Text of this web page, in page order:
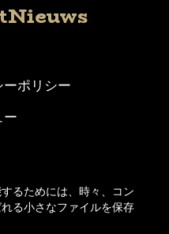
ポリシー
ー
るためには、時々、コン
る小さなファイルを保存